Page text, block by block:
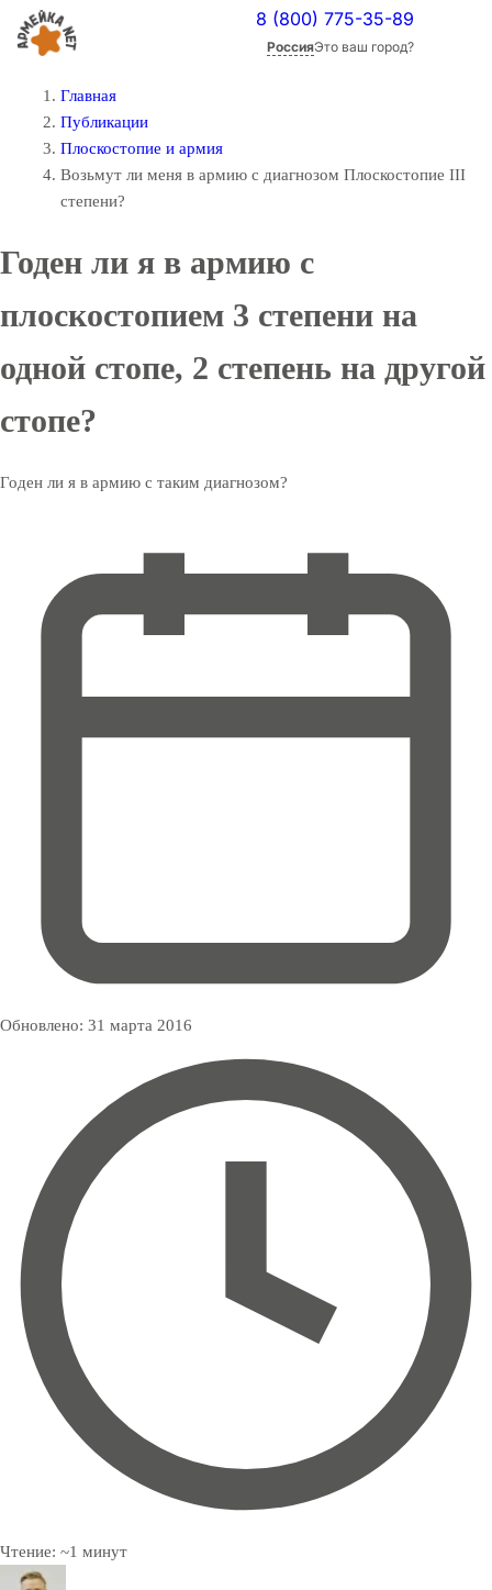
8 (800) 775-35-89
РоссияЭто ваш город?
Главная
Публикации
Плоскостопие и армия
Возьмут ли меня в армию с диагнозом Плоскостопие III
степени?
Годен ли я в армию с
плоскостопием 3 степени на
одной стопе, 2 степень на другой
стопе?
Годен ли я в армию с таким диагнозом?
Обновлено: 31 марта 2016
Чтение: ~1 минут